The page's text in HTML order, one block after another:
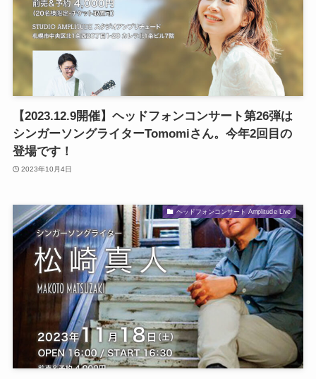
【2023.12.9開催】ヘッドフォンコンサート第26弾は
シンガーソングライターTomomiさん。今年2回目の
登場です！
2023年10月4日
ヘッドフォンコンサート Amplitude Live